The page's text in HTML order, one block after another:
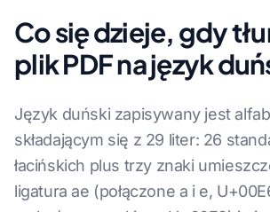
Co się dzieje, gdy
plik PDF na język
Język duński zapisywany jest
składającym się z 29 liter: 26
łacińskich plus trzy znaki
ligatura ae (połączone a i e,